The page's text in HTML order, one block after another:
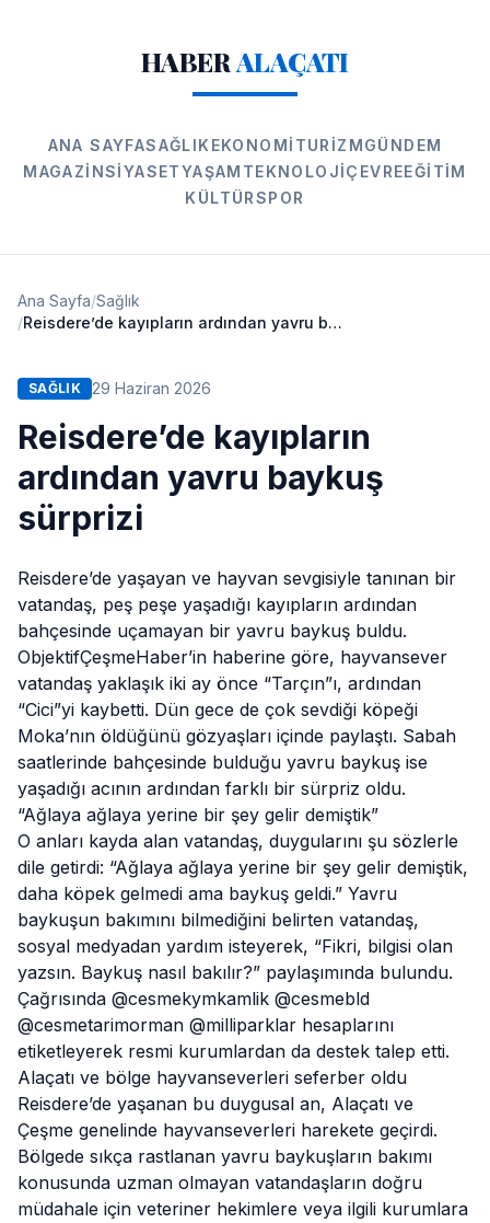
HABERALAÇATI
ANA SAYFASAĞLIK EKONOMI TURIZMGÜNDEM
MAGAZINSIYASETYAŞAM TEKNOLOJIÇEVREEĞITIM
KÜLTÜRSPOR
Ana Sayfa/Sağlık
/
Reisdere’de kayıpların ardından yavru baykuş sürprizi
SAĞLIK 29 Haziran 2026
Reisdere’de kayıpların
ardından yavru baykuş
sürprizi
Reisdere’de yaşayan ve hayvan sevgisiyle tanınan bir
vatandaş, peş peşe yaşadığı kayıpların ardından
bahçesinde uçamayan bir yavru baykuş buldu.
ObjektifÇeşmeHaber’in haberine göre, hayvansever
vatandaş yaklaşık iki ay önce “Tarçın”ı, ardından
“Cici”yi kaybetti. Dün gece de çok sevdiği köpeği
Moka’nın öldüğünü gözyaşları içinde paylaştı. Sabah
saatlerinde bahçesinde bulduğu yavru baykuş ise
yaşadığı acının ardından farklı bir sürpriz oldu.
“Ağlaya ağlaya yerine bir şey gelir demiştik”
O anları kayda alan vatandaş, duygularını şu sözlerle
dile getirdi: “Ağlaya ağlaya yerine bir şey gelir demiştik,
daha köpek gelmedi ama baykuş geldi.” Yavru
baykuşun bakımını bilmediğini belirten vatandaş,
sosyal medyadan yardım isteyerek, “Fikri, bilgisi olan
yazsın. Baykuş nasıl bakılır?” paylaşımında bulundu.
Çağrısında @cesmekymkamlik @cesmebld
@cesmetarimorman @milliparklar hesaplarını
etiketleyerek resmi kurumlardan da destek talep etti.
Alaçatı ve bölge hayvanseverleri seferber oldu
Reisdere’de yaşanan bu duygusal an, Alaçatı ve
Çeşme genelinde hayvanseverleri harekete geçirdi.
Bölgede sıkça rastlanan yavru baykuşların bakımı
konusunda uzman olmayan vatandaşların doğru
müdahale için veteriner hekimlere veya ilgili kurumlara